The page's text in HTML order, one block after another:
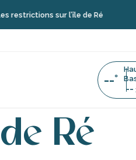
sur l’île de Ré
--°
--
Ré